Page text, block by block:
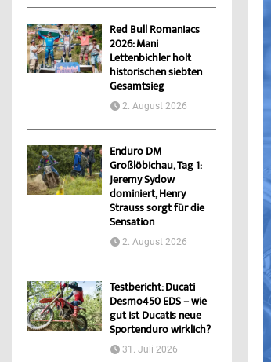
Red Bull Romaniacs
2026: Mani
Lettenbichler holt
historischen siebten
Gesamtsieg
2. August 2026
Enduro DM
Großlöbichau, Tag 1:
Jeremy Sydow
dominiert, Henry
Strauss sorgt für die
Sensation
2. August 2026
Testbericht: Ducati
Desmo450 EDS – wie
gut ist Ducatis neue
Sportenduro wirklich?
31. Juli 2026